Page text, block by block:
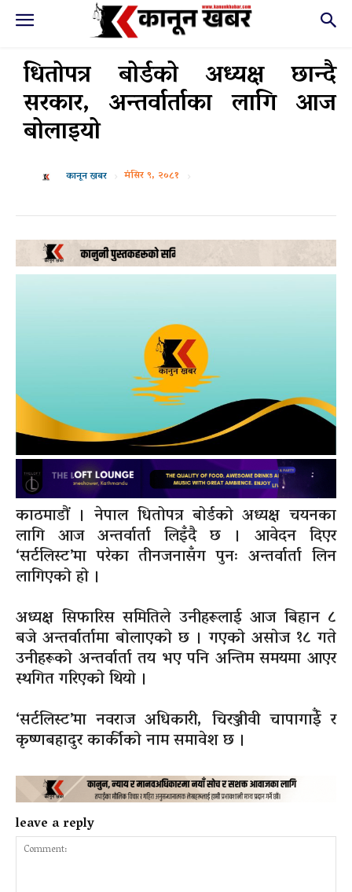
धितोपत्र बोर्डको अध्यक्ष छान्दै
सरकार, अन्तर्वार्ताका लागि आज
बोलाइयो
कानून खबर मंसिर ९, २०८१
काठमाडौं । नेपाल धितोपत्र बोर्डको अध्यक्ष चयनका
लागि आज अन्तर्वार्ता लिइँदै छ । आवेदन दिएर
‘सर्टलिस्ट’मा परेका तीनजनासँग पुनः अन्तर्वार्ता लिन
लागिएको हो ।
अध्यक्ष सिफारिस समितिले उनीहरूलाई आज बिहान ८
बजे अन्तर्वार्तामा बोलाएको छ । गएको असोज १८ गते
उनीहरूको अन्तर्वार्ता तय भए पनि अन्तिम समयमा आएर
स्थगित गरिएको थियो ।
‘सर्टलिस्ट’मा नवराज अधिकारी, चिरञ्जीवी चापागाईँ र
कृष्णबहादुर कार्कीको नाम समावेश छ ।
leave a reply